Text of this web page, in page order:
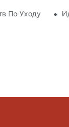
По Уходу За